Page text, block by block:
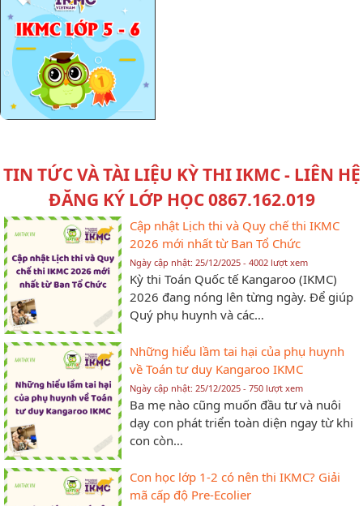
TIN TỨC VÀ TÀI LIỆU KỲ THI IKMC - LIÊN HỆ
ĐĂNG KÝ LỚP HỌC 0867.162.019
Cập nhật Lịch thi và Quy chế thi IKMC
2026 mới nhất từ Ban Tổ Chức
Ngày cập nhật: 25/12/2025 - 4002 lượt xem
Kỳ thi Toán Quốc tế Kangaroo (IKMC)
2026 đang nóng lên từng ngày. Để giúp
Quý phụ huynh và các…
Những hiểu lầm tai hại của phụ huynh
về Toán tư duy Kangaroo IKMC
Ngày cập nhật: 25/12/2025 - 750 lượt xem
Ba mẹ nào cũng muốn đầu tư và nuôi
dạy con phát triển toàn diện ngay từ khi
con còn…
Con học lớp 1-2 có nên thi IKMC? Giải
mã cấp độ Pre-Ecolier